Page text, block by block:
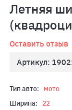
Летняя
Оставить отзыв
Артикул:
Тип авто: мото
Ширина:
22